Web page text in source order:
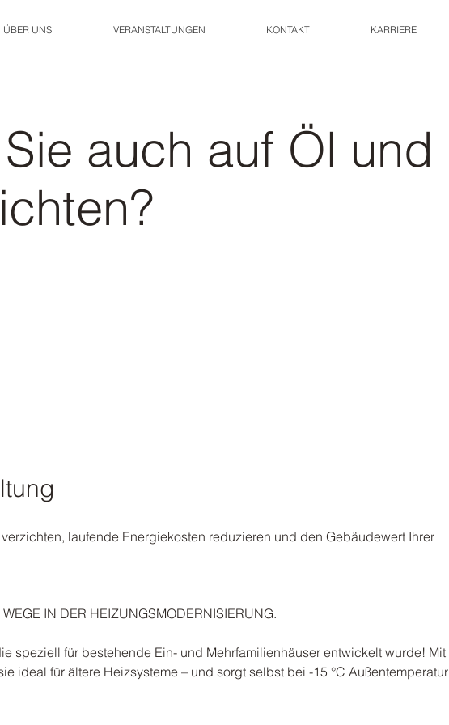
ÜBER UNS VERANSTALTUNGEN KONTAKT KARRIERE
auch auf Öl und
laufende Energiekosten reduzieren und den Gebäudewert Ihrer
IN DER HEIZUNGSMODERNISIERUNG.
speziell für bestehende Ein- und Mehrfamilienhäuser entwickelt wurde! Mit
ideal für ältere Heizsysteme – und sorgt selbst bei -15 °C Außentemperatur